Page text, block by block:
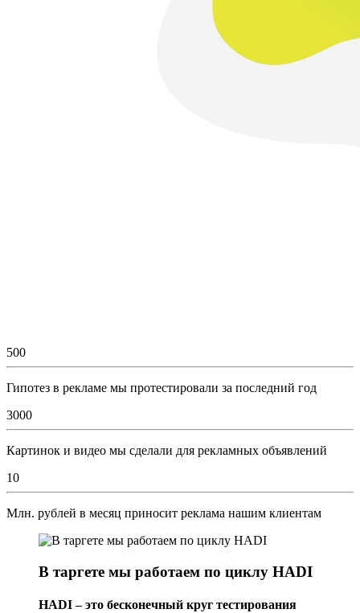
500
Гипотез в рекламе мы протестировали за последний год
3000
Картинок и видео мы сделали для рекламных объявлений
10
Млн. рублей в месяц приносит реклама нашим клиентам
В таргете мы работаем по циклу HADI
HADI – это бес­ко­неч­ный круг тестирования